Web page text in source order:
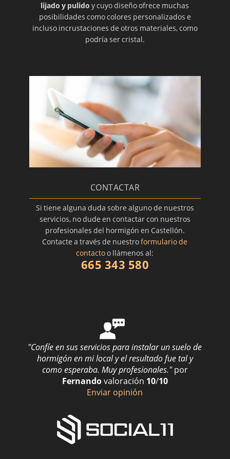
lijado y pulido y cuyo diseño ofrece muchas
posibilidades como colores personalizados e
incluso incrustaciones de otros materiales, como
podría ser cristal.
CONTACTAR
Si tiene alguna duda sobre alguno de nuestros
servicios, no dude en contactar con nuestros
profesionales del hormigón en Castellón.
Contacte a través de nuestroformulario de
contactoo llámenos al:
665 343 580
"Confíe en sus servicios para instalar un suelo de
hormigón en mi local y el resultado fue tal y
como esperaba. Muy profesionales." por
Fernandovaloración 10/10
Enviar opinión